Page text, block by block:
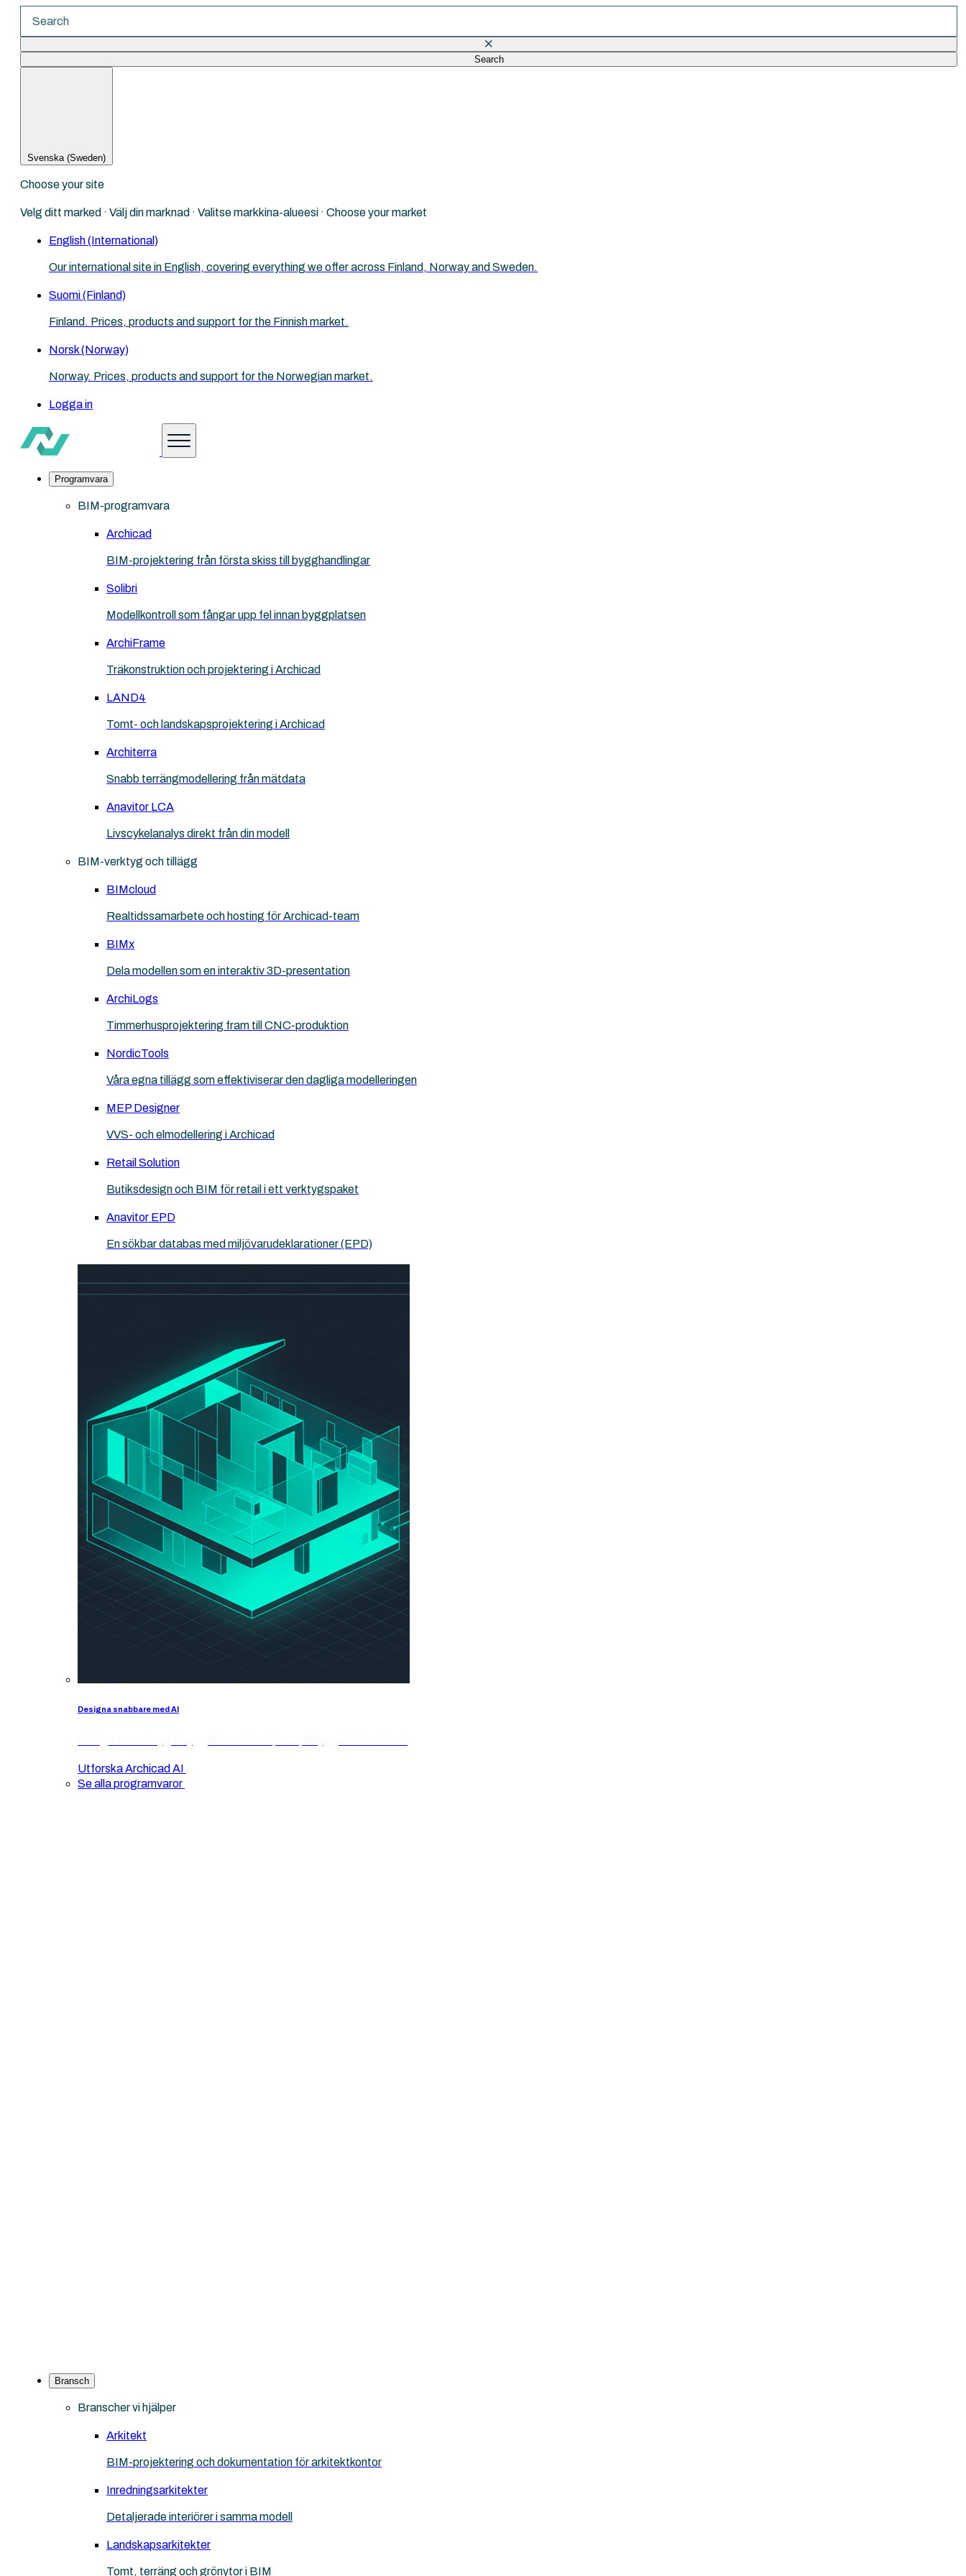
Search
Svenska (Sweden)
Choose your site
Velg ditt marked · Välj din marknad · Valitse markkina-alueesi · Choose your market
English (International)
Our international site in English, covering everything we offer across Finland, Norway and Sweden.
Suomi (Finland)
Finland. Prices, products and support for the Finnish market.
Norsk (Norway)
Norway. Prices, products and support for the Norwegian market.
Logga in
Programvara
BIM-programvara
Archicad
BIM-projektering från första skiss till bygghandlingar
Solibri
Modellkontroll som fångar upp fel innan byggplatsen
ArchiFrame
Träkonstruktion och projektering i Archicad
LAND4
Tomt- och landskapsprojektering i Archicad
Architerra
Snabb terrängmodellering från mätdata
Anavitor LCA
Livscykelanalys direkt från din modell
BIM-verktyg och tillägg
BIMcloud
Realtidssamarbete och hosting för Archicad-team
BIMx
Dela modellen som en interaktiv 3D-presentation
ArchiLogs
Timmerhusprojektering fram till CNC-produktion
NordicTools
Våra egna tillägg som effektiviserar den dagliga modelleringen
MEP Designer
VVS- och elmodellering i Archicad
Retail Solution
Butiksdesign och BIM för retail i ett verktygspaket
Anavitor EPD
En sökbar databas med miljövarudeklarationer (EPD)
Designa snabbare med AI
Utforska Archicad AI
Se alla programvaror
Bransch
Branscher vi hjälper
Arkitekt
BIM-projektering och dokumentation för arkitektkontor
Inredningsarkitekter
Detaljerade interiörer i samma modell
Landskapsarkitekter
Tomt, terräng och grönytor i BIM